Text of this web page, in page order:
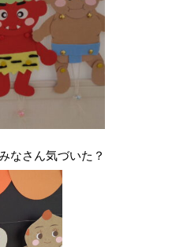
なさん気づいた？